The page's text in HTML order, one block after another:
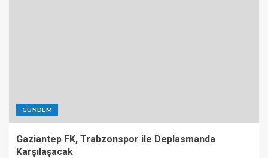
GÜNDEM
Gaziantep FK, Trabzonspor ile Deplasmanda
Karşılaşacak